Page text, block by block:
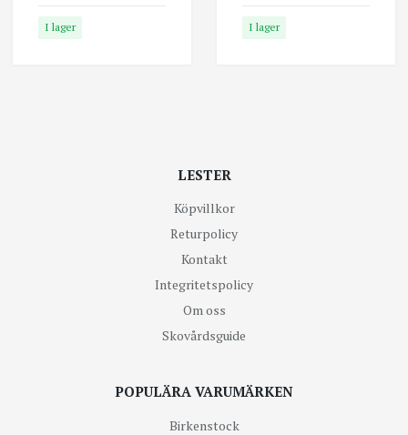
I lager I lager
LESTER
Köpvillkor
Returpolicy
Kontakt
Integritetspolicy
Om oss
Skovårdsguide
POPULÄRA VARUMÄRKEN
Birkenstock